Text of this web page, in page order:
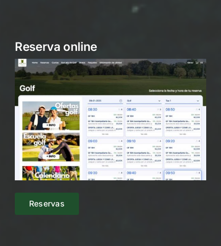
Reserva online
Reservas